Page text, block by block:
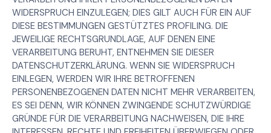
WIDERSPRUCH EINZULEGEN; DIES GILT AUCH FÜR EIN AUF
DIESE BESTIMMUNGEN GESTÜTZTES PROFILING. DIE
JEWEILIGE RECHTSGRUNDLAGE, AUF DENEN EINE
VERARBEITUNG BERUHT, ENTNEHMEN SIE DIESER
DATENSCHUTZERKLÄRUNG. WENN SIE WIDERSPRUCH
EINLEGEN, WERDEN WIR IHRE BETROFFENEN
PERSONENBEZOGENEN DATEN NICHT MEHR VERARBEITEN,
ES SEI DENN, WIR KÖNNEN ZWINGENDE SCHUTZWÜRDIGE
GRÜNDE FÜR DIE VERARBEITUNG NACHWEISEN, DIE IHRE